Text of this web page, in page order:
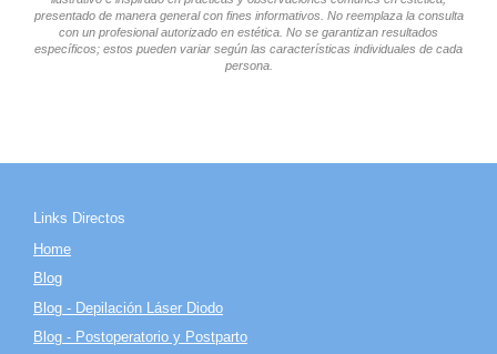
presentado de manera general con fines informativos. No reemplaza la consulta
con un profesional autorizado en estética. No se garantizan resultados
específicos; estos pueden variar según las características individuales de cada
persona.
Links Directos
Home
Blog
Blog - Depilación Láser Diodo
Blog - Postoperatorio y Postparto